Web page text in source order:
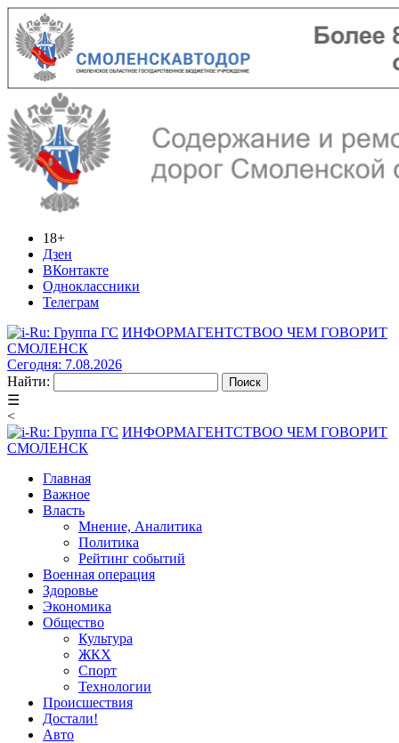
18+
Дзен
ВКонтакте
Одноклассники
Телеграм
ИНФОРМАГЕНТСТВОО ЧЕМ ГОВОРИТ
СМОЛЕНСК
Сегодня: 7.08.2026
Найти:
☰
<
ИНФОРМАГЕНТСТВОО ЧЕМ ГОВОРИТ
СМОЛЕНСК
Главная
Важное
Власть
Мнение, Аналитика
Политика
Рейтинг событий
Военная операция
Здоровье
Экономика
Общество
Культура
ЖКХ
Спорт
Технологии
Происшествия
Достали!
Авто